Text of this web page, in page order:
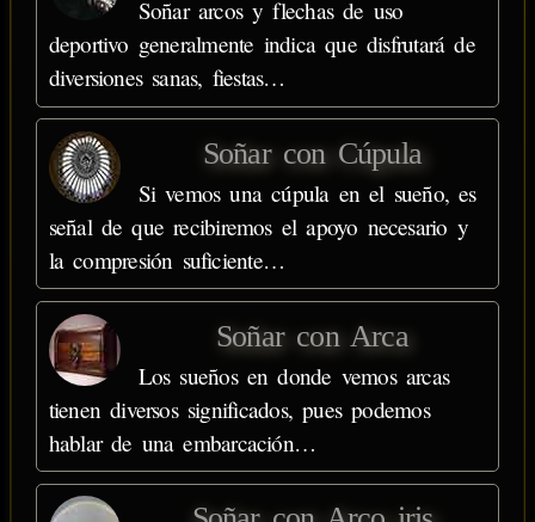
Soñar arcos y flechas de uso
deportivo generalmente indica que disfrutará de
diversiones sanas, fiestas…
Soñar con Cúpula
Si vemos una cúpula en el sueño, es
señal de que recibiremos el apoyo necesario y
la compresión suficiente…
Soñar con Arca
Los sueños en donde vemos arcas
tienen diversos significados, pues podemos
hablar de una embarcación…